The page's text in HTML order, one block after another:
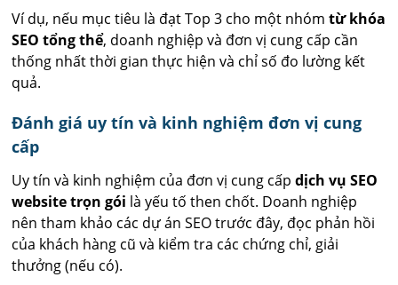
Ví dụ, nếu mục tiêu là đạt Top 3 cho một nhómtừ khóa
SEO tổng thể, doanh nghiệp và đơn vị cung cấp cần
thống nhất thời gian thực hiện và chỉ số đo lường kết
quả.
Đánh giá uy tín và kinh nghiệm đơn vị cung
cấp
Uy tín và kinh nghiệm của đơn vị cung cấpdịch vụ SEO
website trọn gói là yếu tố then chốt. Doanh nghiệp
nên tham khảo các dự án SEO trước đây, đọc phản hồi
của khách hàng cũ và kiểm tra các chứng chỉ, giải
thưởng (nếu có).